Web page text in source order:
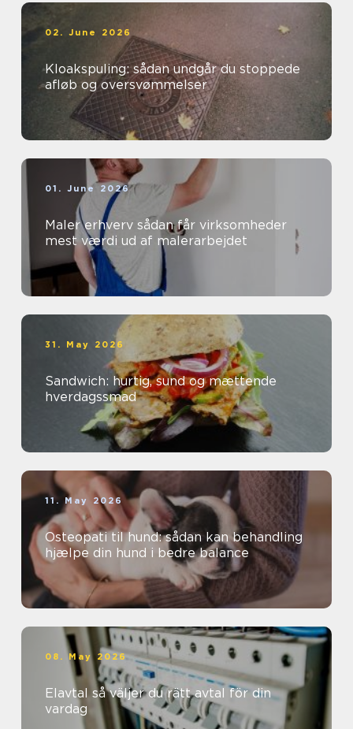
02. June 2026
Kloakspuling: sådan undgår du stoppede
afløb og oversvømmelser
01. June 2026
Maler erhverv sådan får virksomheder
mest værdi ud af malerarbejdet
31. May 2026
Sandwich: hurtig, sund og mættende
hverdagssmad
11. May 2026
Osteopati til hund: sådan kan behandling
hjælpe din hund i bedre balance
08. May 2026
Elavtal så väljer du rätt avtal för din
vardag